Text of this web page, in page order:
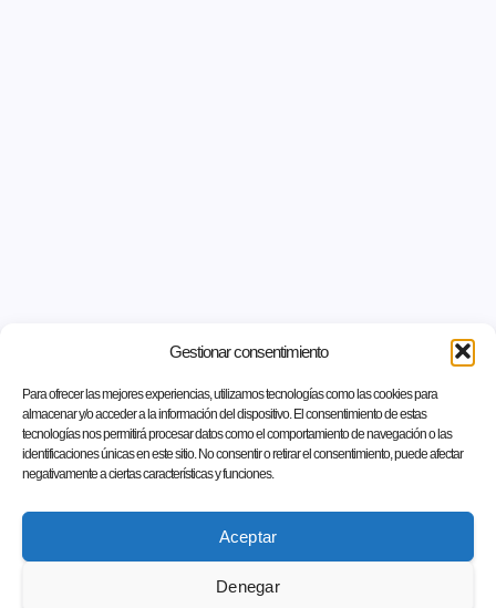
Gestionar consentimiento
Para ofrecer las mejores experiencias, utilizamos tecnologías como las cookies para
almacenar y/o acceder a la información del dispositivo. El consentimiento de estas
tecnologías nos permitirá procesar datos como el comportamiento de navegación o las
identificaciones únicas en este sitio. No consentir o retirar el consentimiento, puede afectar
negativamente a ciertas características y funciones.
Aceptar
Denegar